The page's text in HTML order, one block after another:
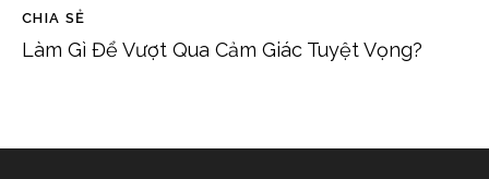
CHIA SẺ
Làm Gì Để Vượt Qua Cảm Giác Tuyệt Vọng?